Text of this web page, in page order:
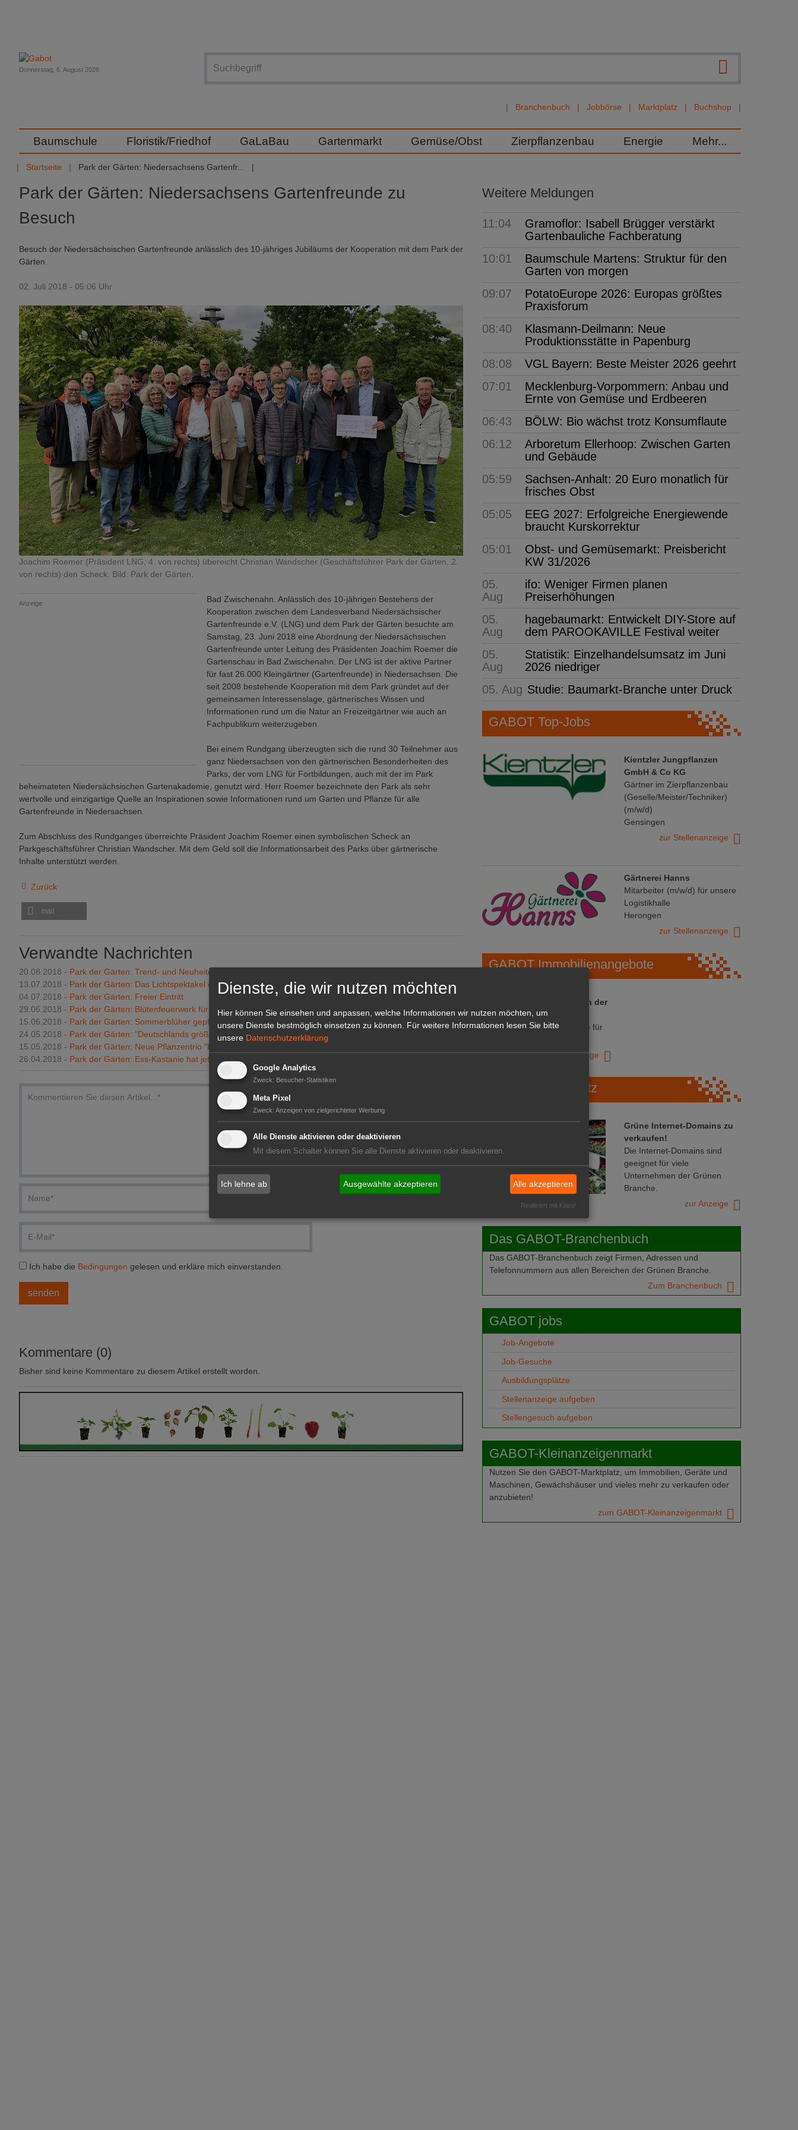
Branchenbuch Jobbörse Marktplatz Buchshop
Donnerstag, 6. August 2026
Baumschule Floristik/Friedhof GaLaBau Gartenmarkt Gemüse/Obst Zierpflanzenbau Energie Mehr...
Startseite Park der Gärten: Niedersachsens Gartenfr...
Park der Gärten: Niedersachsens Gartenfreunde zu
Besuch
Besuch der Niedersächsischen Gartenfreunde anlässlich des 10-jähriges Jubiläums der Kooperation mit dem Park der
Gärten.
02. Juli 2018 - 05:06 Uhr
Joachim Roemer (Präsident LNG, 4. von rechts) übereicht Christian Wandscher (Geschäftsführer Park der Gärten, 2.
von rechts) den Scheck. Bild: Park der Gärten.
Anzeige
Bad Zwischenahn. Anlässlich des 10-jährigen Bestehens der
Kooperation zwischen dem Landesverband Niedersächsischer
Gartenfreunde e.V. (LNG) und dem Park der Gärten besuchte am
Samstag, 23. Juni 2018 eine Abordnung der Niedersächsischen
Gartenfreunde unter Leitung des Präsidenten Joachim Roemer die
Gartenschau in Bad Zwischenahn. Der LNG ist der aktive Partner
für fast 26.000 Kleingärtner (Gartenfreunde) in Niedersachsen. Die
seit 2008 bestehende Kooperation mit dem Park gründet auf der
gemeinsamen Interessenslage, gärtnerisches Wissen und
Informationen rund um die Natur an Freizeitgärtner wie auch an
Fachpublikum weiterzugeben.
Bei einem Rundgang überzeugten sich die rund 30 Teilnehmer aus
ganz Niedersachsen von den gärtnerischen Besonderheiten des
Parks, der vom LNG für Fortbildungen, auch mit der im Park
beheimateten Niedersächsischen Gartenakademie, genutzt wird. Herr Roemer bezeichnete den Park als sehr
wertvolle und einzigartige Quelle an Inspirationen sowie Informationen rund um Garten und Pflanze für alle
Gartenfreunde in Niedersachsen.
Zum Abschluss des Rundganges überreichte Präsident Joachim Roemer einen symbolischen Scheck an
Parkgeschäftsführer Christian Wandscher. Mit dem Geld soll die Informationsarbeit des Parks über gärtnerische
Inhalte unterstützt werden.
Zurück
mail
Verwandte Nachrichten
20.08.2018 - Park der Gärten: Trend- und Neuheitenschaufenster
13.07.2018 - Park der Gärten: Das Lichtspektakel der Extraklasse im Nordwesten
04.07.2018 - Park der Gärten: Freier Eintritt
29.06.2018 - Park der Gärten: Blütenfeuerwerk für jeden Garten
15.06.2018 - Park der Gärten: Sommerblüher gepflanzt
24.05.2018 - Park der Gärten: "Deutschlands größte Mustergartenanlage"
15.05.2018 - Park der Gärten: Neue Pflanzentrio "Kusinchen"
26.04.2018 - Park der Gärten: Ess-Kastanie hat jetzt einen Platz
Ich habe die Bedingungen gelesen und erkläre mich einverstanden.
Kommentare (0)
Bisher sind keine Kommentare zu diesem Artikel erstellt worden.
Weitere Meldungen
11:04
Gramoflor: Isabell Brügger verstärkt
Gartenbauliche Fachberatung
10:01
Baumschule Martens: Struktur für den
Garten von morgen
09:07
PotatoEurope 2026: Europas größtes
Praxisforum
08:40
Klasmann-Deilmann: Neue
Produktionsstätte in Papenburg
08:08
VGL Bayern: Beste Meister 2026 geehrt
07:01
Mecklenburg-Vorpommern: Anbau und
Ernte von Gemüse und Erdbeeren
06:43
BÖLW: Bio wächst trotz Konsumflaute
06:12
Arboretum Ellerhoop: Zwischen Garten
und Gebäude
05:59
Sachsen-Anhalt: 20 Euro monatlich für
frisches Obst
05:05
EEG 2027: Erfolgreiche Energiewende
braucht Kurskorrektur
05:01
Obst- und Gemüsemarkt: Preisbericht
KW 31/2026
05.
Aug
ifo: Weniger Firmen planen
Preiserhöhungen
05.
Aug
hagebaumarkt: Entwickelt DIY-Store auf
dem PAROOKAVILLE Festival weiter
05.
Aug
Statistik: Einzelhandelsumsatz im Juni
2026 niedriger
05. Aug Studie: Baumarkt-Branche unter Druck
GABOT Top-Jobs
Kientzler Jungpflanzen
GmbH & Co KG
Gärtner im Zierpflanzenbau
(Geselle/Meister/Techniker)
(m/w/d)
Gensingen
zur Stellenanzeige
Gärtnerei Hanns
Mitarbeiter (m/w/d) für unsere
Logistikhalle
Herongen
zur Stellenanzeige
GABOT Immobilienangebote
1A-Lage, ihre Chance in der
grünen Branche
Repräsentative Immobilie für
zur Anzeige
GABOT Marktplatz
Grüne Internet-Domains zu
verkaufen!
Die Internet-Domains sind
geeignet für viele
Unternehmen der Grünen
Branche.
zur Anzeige
Das GABOT-Branchenbuch
Das GABOT-Branchenbuch zeigt Firmen, Adressen und
Telefonnummern aus allen Bereichen der Grünen Branche.
Zum Branchenbuch
GABOT jobs
Job-Angebote
Job-Gesuche
Ausbildungsplätze
Stellenanzeige aufgeben
Stellengesuch aufgeben
GABOT-Kleinanzeigenmarkt
Nutzen Sie den GABOT-Marktplatz, um Immobilien, Geräte und
Maschinen, Gewächshäuser und vieles mehr zu verkaufen oder
anzubieten!
zum GABOT-Kleinanzeigenmarkt
Dienste, die wir nutzen möchten
Hier können Sie einsehen und anpassen, welche Informationen wir nutzen möchten, um
unsere Dienste bestmöglich einsetzen zu können.
Für weitere Informationen lesen Sie bitte
unsere Datenschutzerklärung
Google Analytics
Zweck: Besucher-Statistiken
Meta Pixel
Zweck: Anzeigen von zielgerichteter Werbung
Alle Dienste aktivieren oder deaktivieren
Mit diesem Schalter können Sie alle Dienste aktivieren oder deaktivieren.
Ich lehne ab Ausgewählte akzeptieren Alle akzeptieren
Realisiert mit Klaro!